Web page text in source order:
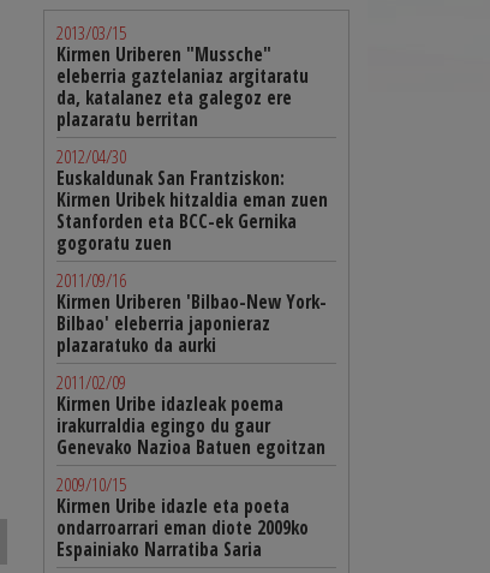
2013/03/15
Kirmen Uriberen "Mussche"
eleberria gaztelaniaz argitaratu
da, katalanez eta galegoz ere
plazaratu berritan
2012/04/30
Euskaldunak San Frantziskon:
Kirmen Uribek hitzaldia eman zuen
Stanforden eta BCC-ek Gernika
gogoratu zuen
2011/09/16
Kirmen Uriberen 'Bilbao-New York-
Bilbao' eleberria japonieraz
plazaratuko da aurki
2011/02/09
Kirmen Uribe idazleak poema
irakurraldia egingo du gaur
Genevako Nazioa Batuen egoitzan
2009/10/15
Kirmen Uribe idazle eta poeta
ondarroarrari eman diote 2009ko
Espainiako Narratiba Saria